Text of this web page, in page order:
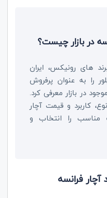
در بازار چیست؟
های رونیکس، ایران
را به عنوان پرفروش
در بازار معرفی کرد.
کاربرد و قیمت آچار
مناسب را انتخاب و
فرانسه